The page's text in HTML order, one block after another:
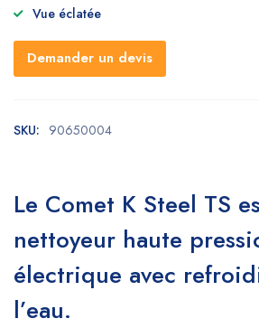
Vue éclatée
Demander un devis
SKU: 90650004
Le Comet K Steel TS
nettoyeur haute
électrique avec
l’eau.